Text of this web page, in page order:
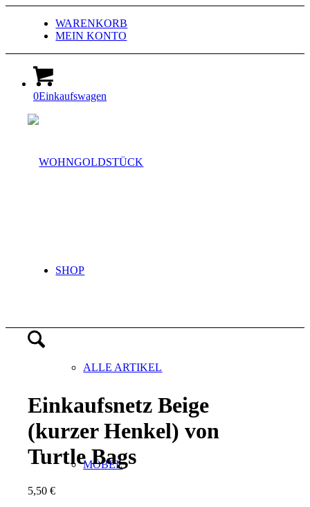
WARENKORB
MEIN KONTO
0Einkaufswagen
SHOP
ALLE ARTIKEL
MÖBEL
Einkaufsnetz Beige
(kurzer Henkel) von
Turtle Bags
5,50€